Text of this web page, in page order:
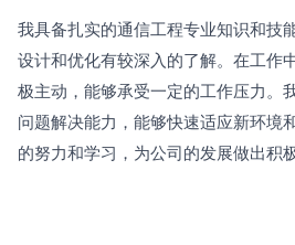
我具备扎实的通信工程专业知识和技
设计和优化有较深入的了解。在工作
极主动，能够承受一定的工作压力。
问题解决能力，能够快速适应新环境
的努力和学习，为公司的发展做出积